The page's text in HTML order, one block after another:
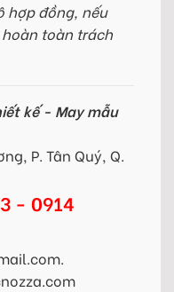
hợp đồng, nếu
hoàn toàn trách
kế - May mẫu
P. Tân Quý, Q.
- 0914